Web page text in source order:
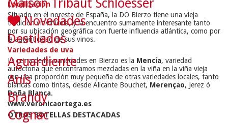
Localización
Situado en el noreste de España, la DO Bierzo tiene una vieja
tradición vitivinícola, y la encuentro sumamente interesante tanto
por su ubicación geográfica con fuerte influencia atlántica, como por
la autenticidad de sus vinos.
Variedades de uva
La reina de las variedades en Bierzo es la Mencía, variedad
autoctona que encontramos mezcladas en la viña en la viña vieja
con una proporción muy pequeña de otras variedades locales, tanto
blancas como tintas, desde Alicante Bouchet, Merençao, Jerez ó
Doña Blanca.
www.veronicaortega.es
OTRAS BOTELLAS DESTACADAS
Maison Tribaut Schloesser
Novedades
Destilados
Aguardiente
Anís
Brandy
Cognac